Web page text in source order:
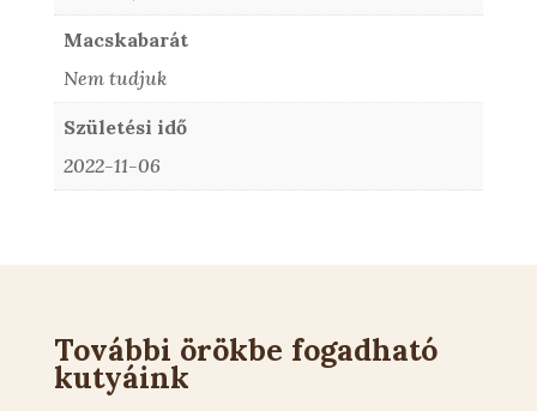
Macskabarát
Nem tudjuk
Születési idő
2022-11-06
További örökbe fogadható
kutyáink